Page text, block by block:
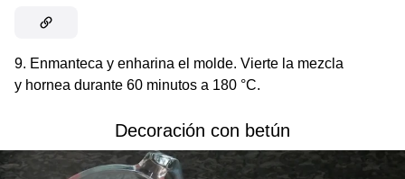
9. Enmanteca y enharina el molde. Vierte la mezcla
y hornea durante 60 minutos a 180 °C.
Decoración con betún